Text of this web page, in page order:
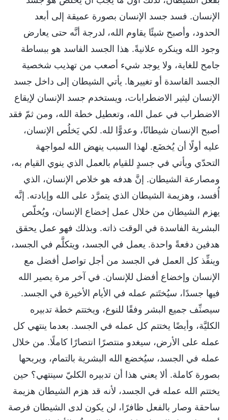
الإنسان. فسد جسد الإنسان بصورة عميقة إلى أبعد
الحدود، وأصبح شيئًا يقاوم الله، لدرجة أنَّه حتى يعارض
وجود الله وينكره علانيةً. هذا الجسد الفاسد هو ببساطة
جامح للغاية، ولا يوجد شيء أصعب من تهذيب شخصية
الجسد الفاسدة أو تغييرها. يأتي الشيطان إلى داخل جسد
الإنسان ليثير الاضطرابات، ويستخدم جسد الإنسان لإيقاع
الاضطراب في عمل الله، وتعطيل خطة الله، ومن ثمّ فقد
أصبح الإنسان شيطانًا، وعدوًّا لله. لكي يَخلُص الإنسان،
عليه أولًا أن يُخضَع. لهذا السبب ينهض الله لمواجهة
التحدّي ويأتي في جسدٍ للقيام بالعمل الذي ينوي القيام به،
ومصارعة الشيطان. إنَّ هدفه هو خلاص الإنسان، الذي
أُفسد، وهزيمة الشيطان الذي يتمرَّد على الله وإبادته. إنَّه
يهزم الشيطان من خلال عمل إخضاع الإنسان، ويُخلّص
البشرية الفاسدة في الوقت ذاته. وبذلك فهو عمل يحقق
هدفين دفعةً واحدة. يعمل في الجسد، ويتكلَّم في الجسد،
وينفِّذ كل العمل في الجسد من أجل تواصل أفضل مع
الإنسان وإخضاع أفضل للإنسان. في آخر مرة يصير الله
فيها جسدًا، سيُختَتم عمله في الأيام الأخيرة في الجسد.
سيصنِّف جميع البشر وفقًا للنوع، ويختتم خطة تدبيره
الكليَّة، وأيضًا يختتم كل عمله في الجسد. بعدما ينتهي كل
عمله على الأرض، سيغدو منتصرًا انتصارًا كاملًا. من خلال
عمله في الجسد، سيُخضع الله البشرية بالتمام، ويربحها
بصورة كاملة. ألا يعني هذا أن تدبيره الكليّ سينتهي؟ حين
يختتم الله عمله في الجسد، لأنه قد هزم الشيطان هزيمة
ساحقة وصار بالفعل ظافرًا، لن يكون لدى الشيطان فرصة